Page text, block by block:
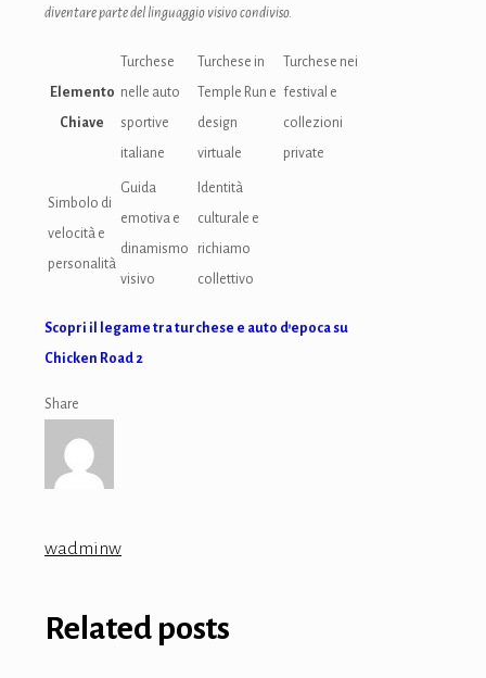
diventare parte del linguaggio visivo condiviso.
Elemento
Chiave
Turchese
nelle auto
sportive
italiane
Turchese in
Temple Run e
design
virtuale
Turchese nei
festival e
collezioni
private
Simbolo di
velocità e
personalità
Guida
emotiva e
dinamismo
visivo
Identità
culturale e
richiamo
collettivo
Scopri il legame tra turchese e auto d’epoca su
Chicken Road 2
Share
wadminw
Related posts